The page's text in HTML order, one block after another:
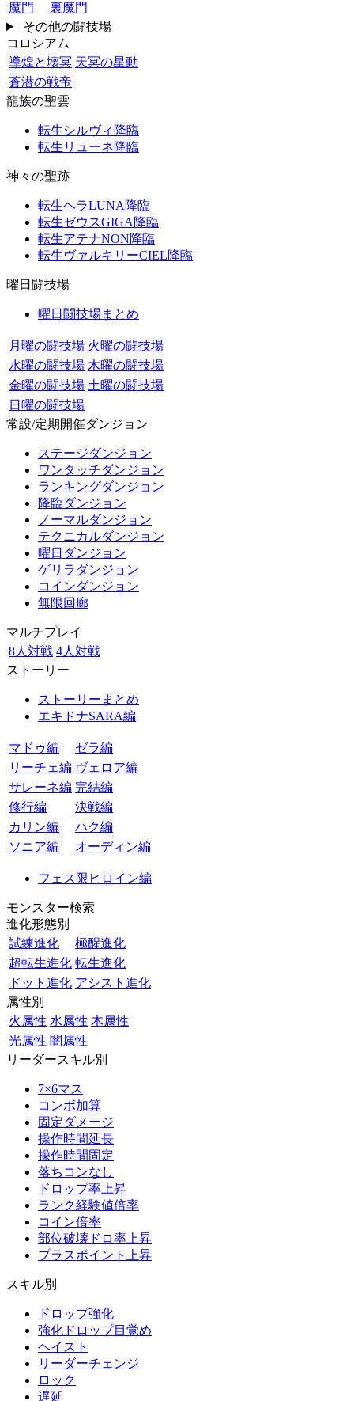
魔門
裏魔門
その他の闘技場
コロシアム
導煌と壊冥 天冥の星動
蒼潜の戦帝
龍族の聖雲
転生シルヴィ降臨
転生リューネ降臨
神々の聖跡
転生ヘラLUNA降臨
転生ゼウスGIGA降臨
転生アテナNON降臨
転生ヴァルキリーCIEL降臨
曜日闘技場
曜日闘技場まとめ
月曜の闘技場 火曜の闘技場
水曜の闘技場 木曜の闘技場
金曜の闘技場 土曜の闘技場
日曜の闘技場
常設/定期開催ダンジョン
ステージダンジョン
ワンタッチダンジョン
ランキングダンジョン
降臨ダンジョン
ノーマルダンジョン
テクニカルダンジョン
曜日ダンジョン
ゲリラダンジョン
コインダンジョン
無限回廊
マルチプレイ
8人対戦 4人対戦
ストーリー
ストーリーまとめ
エキドナSARA編
マドゥ編
ゼラ編
リーチェ編 ヴェロア編
サレーネ編 完結編
修行編
決戦編
カリン編
ハク編
ソニア編
オーディン編
フェス限ヒロイン編
モンスター検索
進化形態別
試練進化
極醒進化
超転生進化 転生進化
ドット進化 アシスト進化
属性別
火属性 水属性 木属性
光属性 闇属性
リーダースキル別
7×6マス
コンボ加算
固定ダメージ
操作時間延長
操作時間固定
落ちコンなし
ドロップ率上昇
ランク経験値倍率
コイン倍率
部位破壊ドロ率上昇
プラスポイント上昇
スキル別
ドロップ強化
強化ドロップ目覚め
ヘイスト
リーダーチェンジ
ロック
遅延